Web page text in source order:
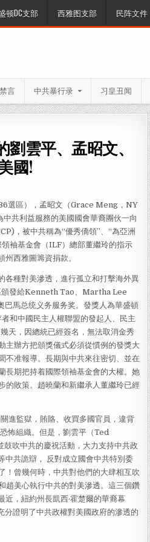
顿DC支部 西雅图支部 民阵文件
言 中共暴行录 习皇丑闻
雲平、孟昭文、
國!
選區），孟昭文（Grace Meng，NY
共利益服務的美國國會華裔團伙一向
，被中共稱為“優秀僑領”、“為亞洲
袖基金會（ILF）總部董繼玲的指示
西雅圖籌資捐款。
各種對美滲透，進行孤立和打擊海外異
頒發給Kenneth Tao、Martha Lee
馬总统义务服务奖。發獎人為華盛頓
和中國民主人權聯盟的發起人、民主
天，因總統已經簽名，無法取消金秀
主辦方把頒獎儀式必須從慣例的發獎大
不准報導。長期與中共來往密切、並在
長期把持着國際領袖基金會的大權。她
的敗策。趙曉蘭和新繼承人董繼玲已經
進監獄，賄賂、收買多國官員，違背
怖組織。但是，劉雲平（Ted
吹中共的慶祝活動，大力支持中共政
中共詭辯， 反對成立國會中共特別委
！曾幾何時，中共對他們的大肆相互吹
趙美心執行中共的對美滲透。這三個鑽
，紐約州長凱西·霍楚爾的華裔幕
分證明了中共政權對美國政府的滲透的